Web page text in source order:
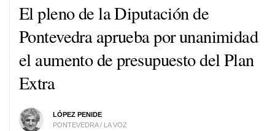
El pleno de la Diputación de
Pontevedra aprueba por unanimidad
el aumento de presupuesto del Plan
Extra
LÓPEZ PENIDE
PONTEVEDRA / LA VOZ